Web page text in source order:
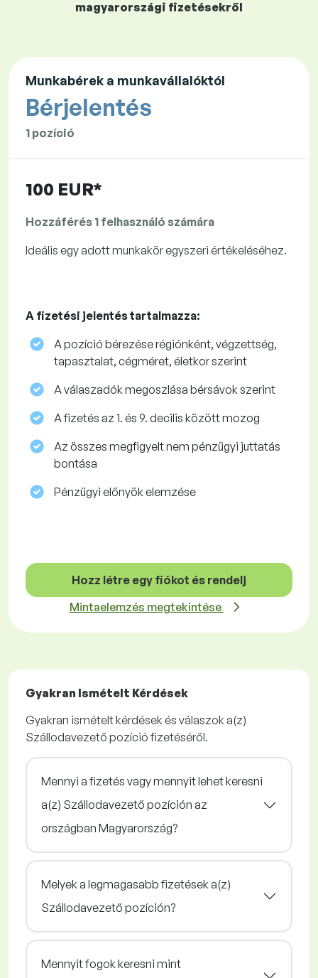
magyarországi fizetésekről
Munkabérek a munkavállalóktól
Bérjelentés
1 pozíció
100 EUR*
Hozzáférés 1 felhasználó számára
Ideális egy adott munkakör egyszeri értékeléséhez.
A fizetési jelentés tartalmazza:
A pozíció bérezése régiónként, végzettség,
tapasztalat, cégméret, életkor szerint
A válaszadók megoszlása ​​bérsávok szerint
A fizetés az 1. és 9. decilis között mozog
Az összes megfigyelt nem pénzügyi juttatás
bontása
Pénzügyi előnyök elemzése
Hozz létre egy fiókot és rendelj
Mintaelemzés megtekintése
Gyakran Ismételt Kérdések
Gyakran ismételt kérdések és válaszok a(z)
Szállodavezető pozíció fizetéséről.
Mennyi a fizetés vagy mennyit lehet keresni
a(z) Szállodavezető pozíción az
országban Magyarország?
Melyek a legmagasabb fizetések a(z)
Szállodavezető pozíción?
Mennyit fogok keresni mint